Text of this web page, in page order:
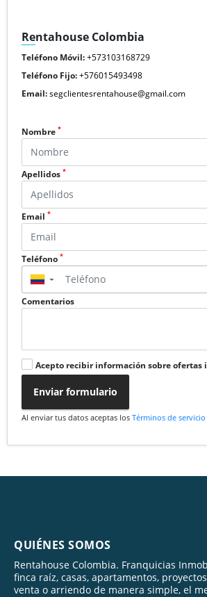
Rentahouse Colombia
Teléfono Móvil:+573103168729
Teléfono Fijo:+576015493498
Email:segclientesrentahouse@gmail.com
Nombre *
Apellidos *
Email *
Teléfono *
▼
Comentarios
Acepto recibir información sobre
Enviar formulario
Al enviar tus datos aceptas los Términos de
QUIÉNES SOMOS
Rentahouse Colombia. Franquicias
finca raíz, casas, apartamentos,
venta o arriendo de manera simple, el